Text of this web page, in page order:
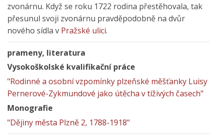
zvonárnu. Když se roku 1722 rodina přestěhovala, tak
přesunul svoji zvonárnu pravděpodobně na dvůr
nového sídla v Pražské ulici.
prameny, literatura
Vysokoškolské kvalifikační práce
"Rodinné a osobní vzpomínky plzeňské měšťanky Luisy
Pernerové-Zykmundové jako útěcha v tíživých časech"
Monografie
"Dějiny města Plzně 2, 1788-1918"